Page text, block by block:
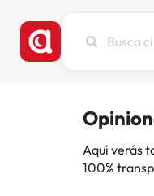
ciudad,
Aquí verás
100%